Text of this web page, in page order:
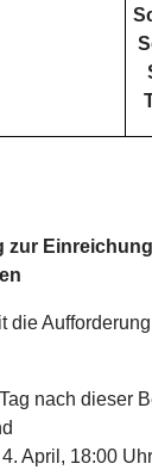
zur
die
nach dieser
April, 18:00 Uhr